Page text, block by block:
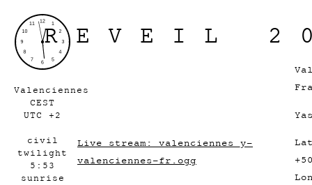
Valenciennes
CEST
UTC +2
civil
twilight
5:53
sunrise
REVEIL
Live stream: valenciennes_y-
valenciennes-fr.ogg